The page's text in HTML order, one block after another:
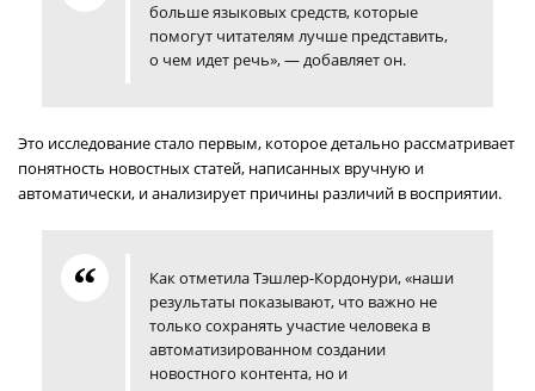
больше языковых средств, которые
помогут читателям лучше представить,
о чем идет речь», — добавляет он.
Это исследование стало первым, которое детально рассматривает
понятность новостных статей, написанных вручную и
автоматически, и анализирует причины различий в восприятии.
Как отметила Тэшлер-Кордонури, «наши
результаты показывают, что важно не
только сохранять участие человека в
автоматизированном создании
новостного контента, но и